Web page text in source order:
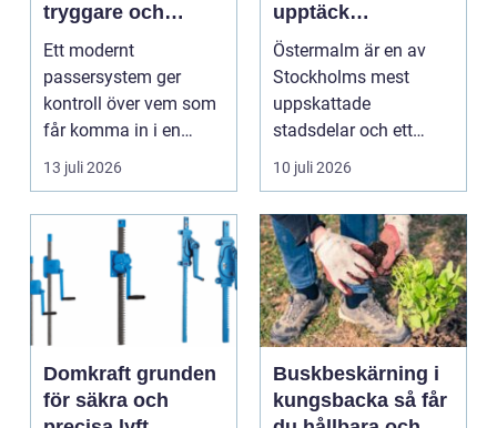
tryggare och
smidigare tillträde
Ett modernt
passersystem ger
kontroll över vem som
får komma in i en
byggnad, när de får
komma in oc...
13 juli 2026
upptäck
matupplevelser i
en av Stockholms
mest attraktiva
stadsdelar
Östermalm är en av
Stockholms mest
uppskattade
stadsdelar och ett
självklart val f&ou...
10 juli 2026
Domkraft grunden
för säkra och
Buskbeskärning i
kungsbacka så får